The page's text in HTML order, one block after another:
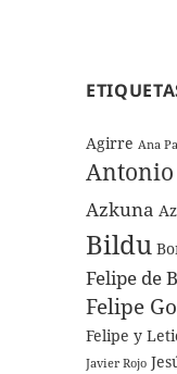
Agirre Ana
Antonio
Azkuna
Bildu
Felipe de
Felipe
Felipe y
Javier Rojo